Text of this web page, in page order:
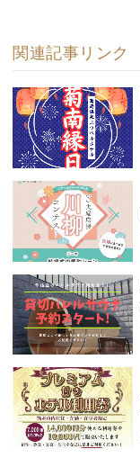
関連記事リンク